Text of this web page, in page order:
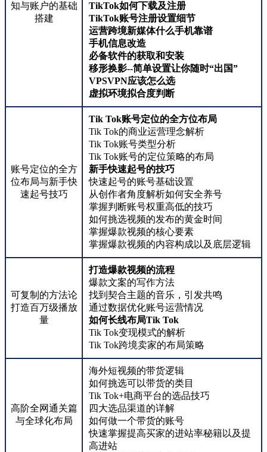
知与账户的基础
搭建
TikTok如何下载及注册
TikTok账号注册设置细节
运营跨境新媒体什么手机靠谱
手机信息改造
必备软件的获取和安装
移形换影--简单设置让你随时“出国”
VPSVPN应该怎么选
虚拟环境拟合度判断
账号定位的全方
位布局与新手快
速起号技巧
Tik Tok账号定位的全方位布局
Tik Tok的商业运营理念解析
Tik Tok账号类型分析
Tik Tok账号的定位策略的布局
新手快速起号的技巧
快速起号的账号基础设置
从创作者角度解析如何安全养号
掌握判断账号权重高低的技巧
如何挑选视频的发布的黄金时间
掌握爆款视频的核心要素
掌握爆款视频的内容构成以及底层逻辑
可复制的方法论
打造百万级播放
量
打造爆款视频的流程
爆款文案的写作方法
找到契合主题的音乐，引发共鸣
通过数据优化账号运营情况
如何长线布局Tik Tok
Tik Tok变现模式的解析
Tik Tok跨境卖家的布局策略
高阶全网通关篇
与全球化布局
海外短视频的带货逻辑
如何挑选可以带货的类目
Tik Tok+电商平台的选品技巧
四大选品渠道的详解
如何做一个带货的账号
快速掌握提高买家的进站率秘籍以及提
高进站